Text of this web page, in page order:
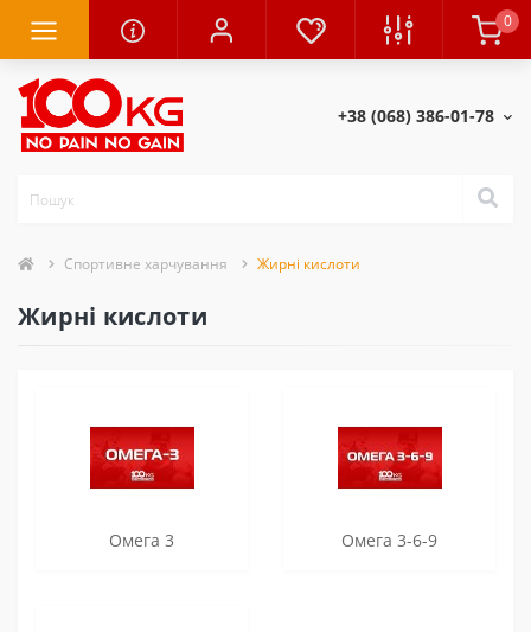
0
+38 (068) 386-01-78
Спортивне харчування Жирні кислоти
Жирні кислоти
Омега 3 Омега 3-6-9